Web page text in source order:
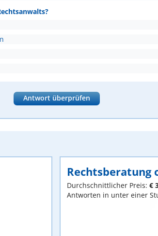
Antwort überprüfen
Rechtsberatung
Durchschnittlicher Preis: €
Antworten in unter einer